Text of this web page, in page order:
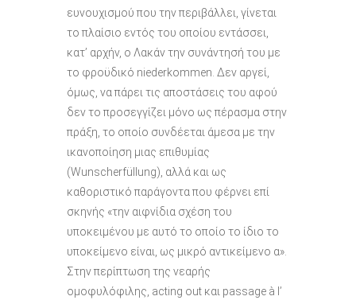
ευνουχισμού που την περιβάλλει, γίνεται
το πλαίσιο εντός του οποίου εντάσσει,
κατ’ αρχήν, ο Λακάν την συνάντησή του με
το φροϋδικό niederkommen. Δεν αργεί,
όμως, να πάρει τις αποστάσεις του αφού
δεν το προσεγγίζει μόνο ως πέρασμα στην
πράξη, το οποίο συνδέεται άμεσα με την
ικανοποίηση μιας επιθυμίας
(Wunscherfüllung), αλλά και ως
καθοριστικό παράγοντα που φέρνει επί
σκηνής «την αιφνίδια σχέση του
υποκειμένου με αυτό το οποίο το ίδιο το
υποκείμενο είναι, ως μικρό αντικείμενο α».
Στην περίπτωση της νεαρής
ομοφυλόφιλης, acting out και passage à l’